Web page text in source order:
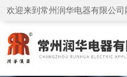
欢迎来到常州润华电器有限公司